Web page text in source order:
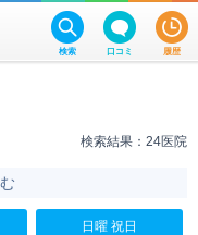
検索 口コミ 履歴
検索結果：24医院
日曜 祝日